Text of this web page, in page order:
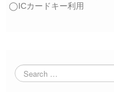
◯ICカードキー利用